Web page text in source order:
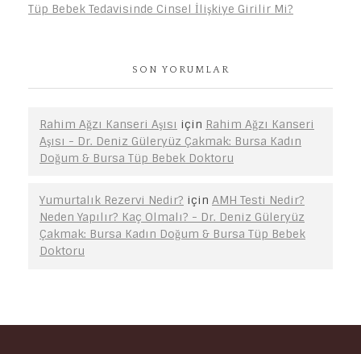
Tüp Bebek Tedavisinde Cinsel İlişkiye Girilir Mi?
SON YORUMLAR
Rahim Ağzı Kanseri Aşısı için Rahim Ağzı Kanseri
Aşısı - Dr. Deniz Güleryüz Çakmak: Bursa Kadın
Doğum & Bursa Tüp Bebek Doktoru
Yumurtalık Rezervi Nedir? için AMH Testi Nedir?
Neden Yapılır? Kaç Olmalı? - Dr. Deniz Güleryüz
Çakmak: Bursa Kadın Doğum & Bursa Tüp Bebek
Doktoru